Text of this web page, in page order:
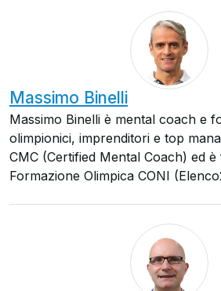
Massimo Binelli
Massimo Binelli è mental coach e
olimpionici, imprenditori e top
CMC (Certified Mental Coach) ed
Formazione Olimpica CONI